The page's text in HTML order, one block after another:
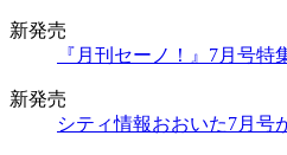
新発売
『月刊セーノ！』7月号
新発売
シティ情報おおいた7月号